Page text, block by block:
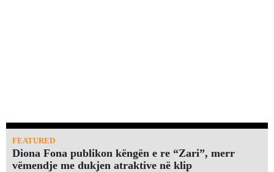
FEATURED
Diona Fona publikon këngën e re “Zari”, merr
vëmendje me dukjen atraktive në klip